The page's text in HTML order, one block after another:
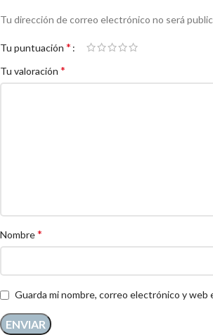
Tu dirección de correo electrónico no será
Tu puntuación *
Tu valoración *
Nombre*
Guarda mi nombre, correo electrónico y web